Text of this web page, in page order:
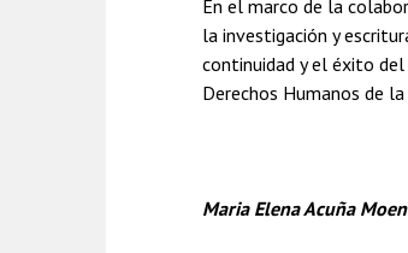
En el marco de la
la investigación y
continuidad y el éxito
Derechos Humanos de
Maria Elena